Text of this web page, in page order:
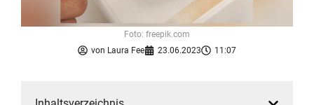
von Laura Fee 23.06.2023 11:07
Foto: freepik.com